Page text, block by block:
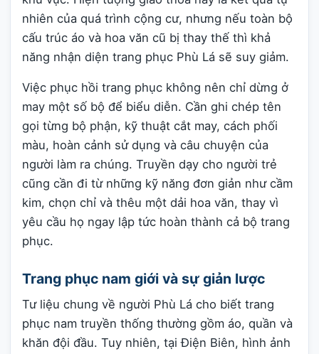
nhiên của quá trình cộng cư, nhưng nếu toàn bộ
cấu trúc áo và hoa văn cũ bị thay thế thì khả
năng nhận diện trang phục Phù Lá sẽ suy giảm.
Việc phục hồi trang phục không nên chỉ dừng ở
may một số bộ để biểu diễn. Cần ghi chép tên
gọi từng bộ phận, kỹ thuật cắt may, cách phối
màu, hoàn cảnh sử dụng và câu chuyện của
người làm ra chúng. Truyền dạy cho người trẻ
cũng cần đi từ những kỹ năng đơn giản như cầm
kim, chọn chỉ và thêu một dải hoa văn, thay vì
yêu cầu họ ngay lập tức hoàn thành cả bộ trang
phục.
Trang phục nam giới và sự giản lược
Tư liệu chung về người Phù Lá cho biết trang
phục nam truyền thống thường gồm áo, quần và
khăn đội đầu. Tuy nhiên, tại Điện Biên, hình ảnh